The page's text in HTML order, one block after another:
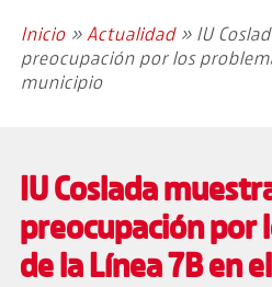
Inicio» Actualidad» IU
preocupación por los
municipio
IU Coslada
preocupación por
de la Línea 7B en